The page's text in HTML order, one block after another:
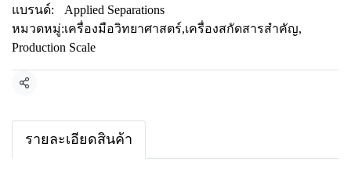
แบรนด์:
Applied Separations
หมวดหมู่:เครื่องมือวิทยาศาสตร์,เครื่องสกัดสารสำคัญ,
Production Scale
แชร์
รายละเอียดสินค้า